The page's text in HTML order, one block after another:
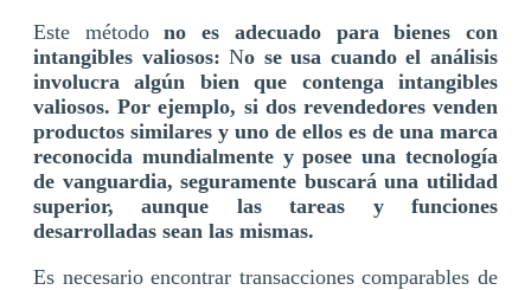
Este métodono es adecuado para bienes con
intangibles valiosos:No se usa cuando el análisis
involucra algún bien que contenga intangibles
valiosos. Por ejemplo, si dos revendedores venden
productos similares y uno de ellos es de una marca
reconocida mundialmente y posee una tecnología
de vanguardia, seguramente buscará una utilidad
superior, aunque las tareas y funciones
desarrolladas sean las mismas.
Es necesario encontrar transacciones comparables de